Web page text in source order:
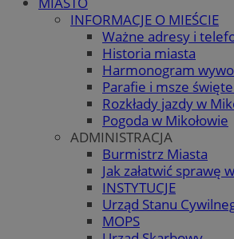
INFORMACJE O MIEŚCIE
Ważne adresy i
Historia miasta
Harmonogram
Parafie i msze
Rozkłady jazdy w
Pogoda w Mikołowie
ADMINISTRACJA
Burmistrz Miasta
Jak załatwić sprawę
INSTYTUCJE
Urząd Stanu
MOPS